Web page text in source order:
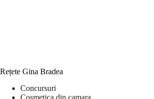
Rețete Gina Bradea
Concursuri
Cosmetica din camara